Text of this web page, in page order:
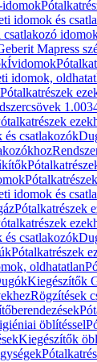
idomok
idomok és
csatlakozó
Mapress
Ívidomok
idomok,
Pótalkatrészek
és csatlakozók
idomok és
Pótalkatrészek
és csatlakozók
Pótalkatrészek
oldhatatlan
Kiegészítők
Rögzítések
öblítéssel
Kiegészítők